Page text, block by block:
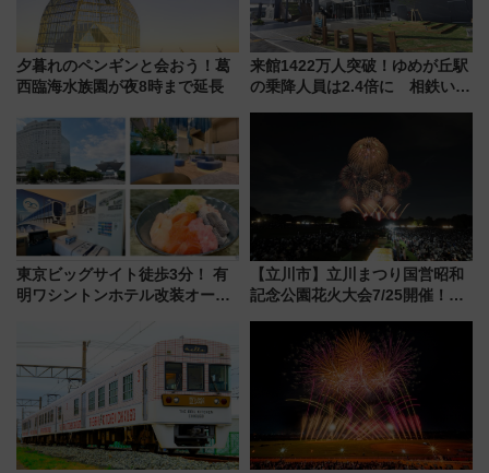
夕暮れのペンギンと会おう！葛
西臨海水族園が夜8時まで延長
来館1422万人突破！ゆめが丘駅
の乗降人員は2.4倍に 相鉄いず
東京ビッグサイト徒歩3分！ 有
明ワシントンホテル改装オープ
客室」や海鮮丼が人気の朝食ビ
【立川市】立川まつり国営昭和
記念公園花火大会7/25開催！
混雑に要注意、その理由は